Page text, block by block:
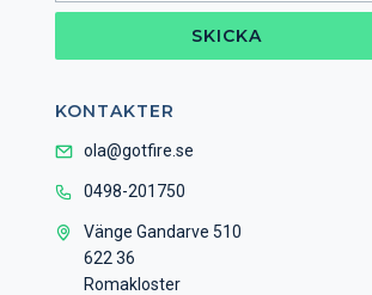
SKICKA
KONTAKTER
ola@gotfire.se
0498-201750
Vänge Gandarve 510
622 36
Romakloster